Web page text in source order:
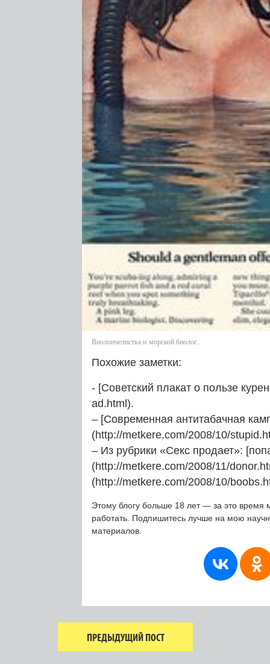
Виолончелистка и морской биолог.
Похожие заметки:
- [Советский плакат о пользе
ad.html).
– [Современная антитабачная
(http://metkere.com/2008/10/
– Из рубрики «Секс продает»:
(http://metkere.com/2008/11/
(http://metkere.com/2008/10/
Этому блогу больше 18 лет — за это время
работать. Подпишитесь лучше на мою
материалов.
ПРЕДЫДУЩИЙ ПОСТ